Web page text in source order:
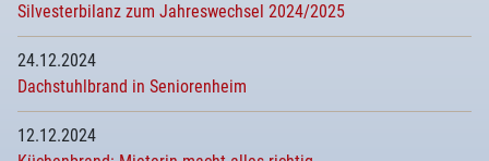
Silvesterbilanz zum Jahreswechsel 2024/2025
24.12.2024
Dachstuhlbrand in Seniorenheim
12.12.2024